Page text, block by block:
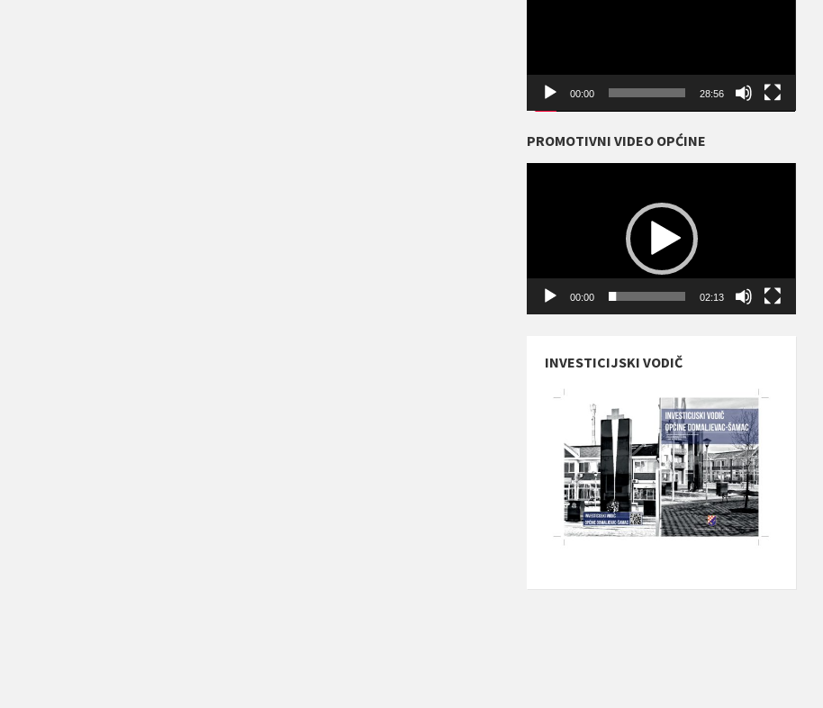
00:00 28:56
PROMOTIVNI VIDEO OPĆINE
00:00 02:13
INVESTICIJSKI VODIČ